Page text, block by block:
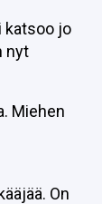
katsoo jo
nyt
Miehen
On